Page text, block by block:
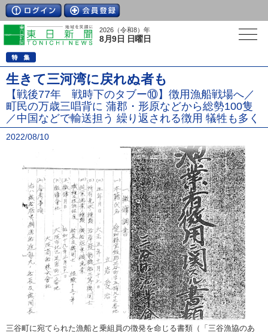
2026（令和8）年
8月9日 日曜日
生きて三河湾に戻れぬ者も
【戦後77年 戦時下のタブー⑩】徴用漁船戦場へ／
町民の万歳三唱背に 蒲郡・形原などから総勢100隻
／中国などで輸送担う 繰り返される徴用 犠牲も多く
2022/08/10
三谷町に宛てられた漁船と乗組員の徴発を命じる書類（「三谷漁協のあ